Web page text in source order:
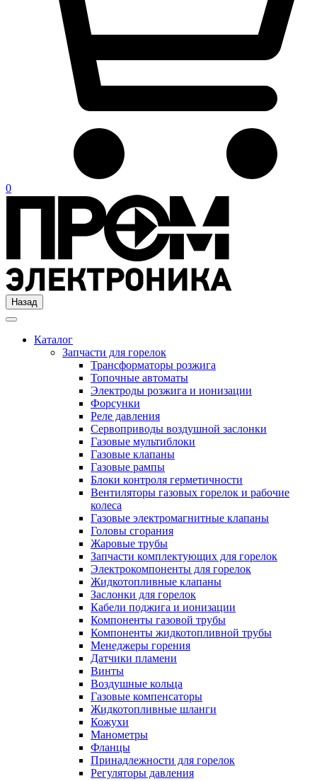
0
Назад
Каталог
Запчасти для горелок
Трансформаторы розжига
Топочные автоматы
Электроды розжига и ионизации
Форсунки
Реле давления
Сервоприводы воздушной заслонки
Газовые мультиблоки
Газовые клапаны
Газовые рампы
Блоки контроля герметичности
Вентиляторы газовых горелок и рабочие
колеса
Газовые электромагнитные клапаны
Головы сгорания
Жаровые трубы
Запчасти комплектующих для горелок
Электрокомпоненты для горелок
Жидкотопливные клапаны
Заслонки для горелок
Кабели поджига и ионизации
Компоненты газовой трубы
Компоненты жидкотопливной трубы
Менеджеры горения
Датчики пламени
Винты
Воздушные кольца
Газовые компенсаторы
Жидкотопливные шланги
Кожухи
Манометры
Фланцы
Принадлежности для горелок
Регуляторы давления